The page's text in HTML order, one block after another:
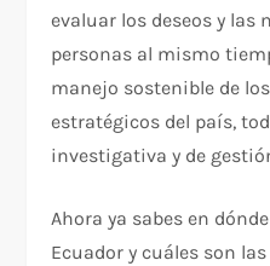
evaluar los deseos y las
personas al mismo
manejo sostenible de
estratégicos del país,
investigativa y de
Ahora ya sabes en
Ecuador y cuáles son